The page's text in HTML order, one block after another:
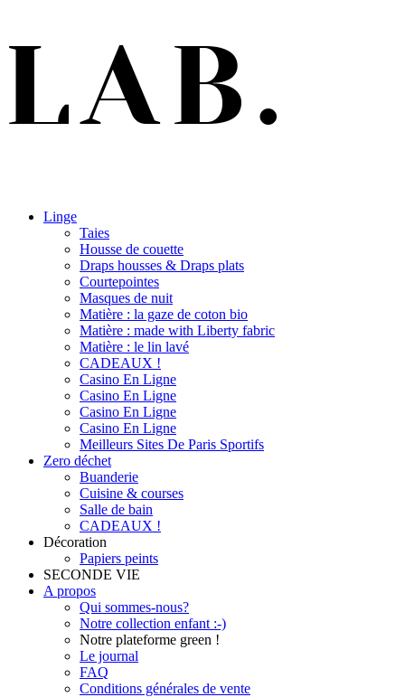
Linge
Taies
Housse de couette
Draps housses & Draps plats
Courtepointes
Masques de nuit
Matière : la gaze de coton bio
Matière : made with Liberty fabric
Matière : le lin lavé
CADEAUX !
Casino En Ligne
Casino En Ligne
Casino En Ligne
Casino En Ligne
Meilleurs Sites De Paris Sportifs
Zero déchet
Buanderie
Cuisine & courses
Salle de bain
CADEAUX !
Décoration
Papiers peints
SECONDE VIE
A propos
Qui sommes-nous?
Notre collection enfant :-)
Notre plateforme green !
Le journal
FAQ
Conditions générales de vente